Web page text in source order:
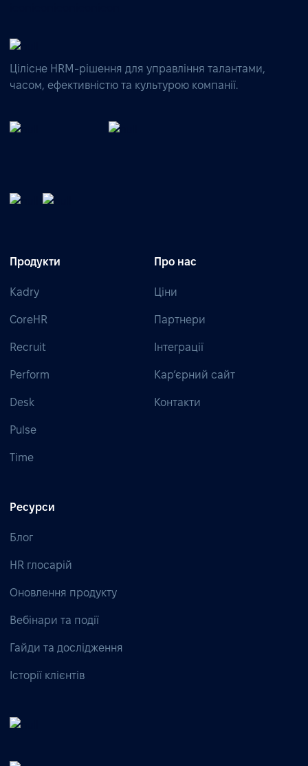
Цілісне HRM-рішення для управління талантами,
часом, ефективністю та культурою компанії.
Продукти
Kadry
CoreHR
Recruit
Perform
Desk
Pulse
Time
Про нас
Ціни
Партнери
Інтеграції
Кар’єрний сайт
Контакти
Ресурси
Блог
HR глосарій
Оновлення продукту
Вебінари та події
Гайди та дослідження
Історії клієнтів